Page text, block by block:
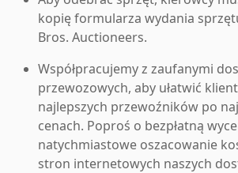
kopię formularza wydania
Bros. Auctioneers.
Współpracujemy z zaufanymi
przewozowych, aby ułatwić
najlepszych przewoźników po
cenach. Poproś o bezpłatną
natychmiastowe oszacowanie
stron internetowych naszych